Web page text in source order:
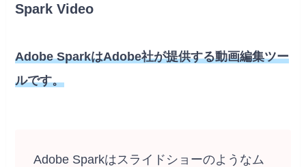
Spark Video
Adobe SparkはAdobe社が提供する動画編集ツー
ルです。
Adobe Sparkはスライドショーのようなム